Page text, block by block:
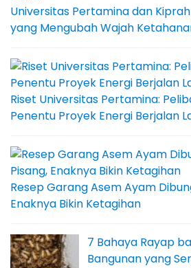
Universitas Pertamina dan
yang Mengubah Wajah
Riset Universitas Pertamina:
Penentu Proyek Energi Berjalan
Resep Garang Asem Ayam
Enaknya Bikin Ketagihan
7 Bahaya Rayap
Bangunan yang